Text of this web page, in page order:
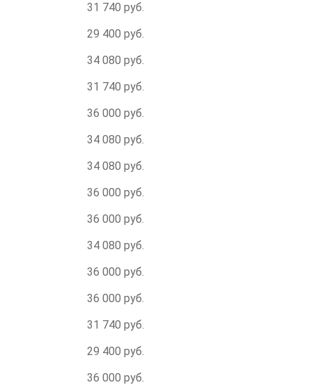
31 740 руб.
29 400 руб.
34 080 руб.
31 740 руб.
36 000 руб.
34 080 руб.
34 080 руб.
36 000 руб.
36 000 руб.
34 080 руб.
36 000 руб.
36 000 руб.
31 740 руб.
29 400 руб.
36 000 руб.